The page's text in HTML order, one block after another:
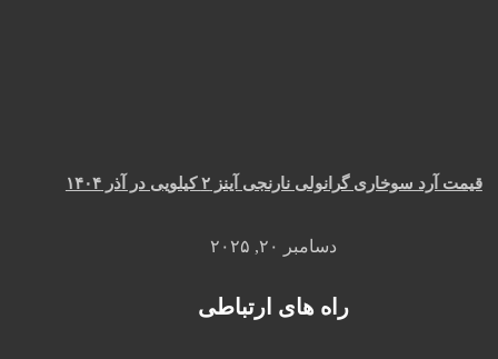
قیمت آرد سوخاری گرانولی نارنجی آینز ۲ کیلویی در آذر ۱۴۰۴
دسامبر ۲۰, ۲۰۲۵
راه های ارتباطی